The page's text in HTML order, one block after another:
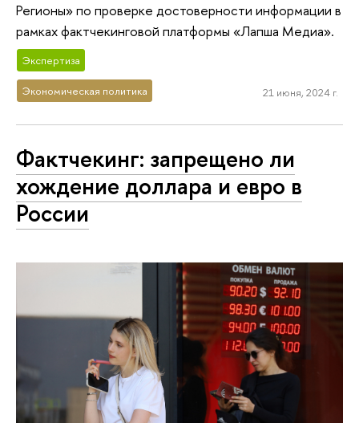
Регионы» по проверке достоверности информации в
рамках фактчекинговой платформы «Лапша Медиа».
Экспертиза
Экономическая политика 21 июня, 2024 г.
Фактчекинг: запрещено ли
хождение доллара и евро в
России